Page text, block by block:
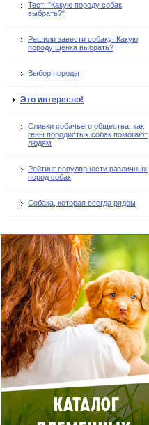
Тест: "Какую породу собак
выбрать?"
Решили завести собаку! Какую
породу щенка выбрать?
Выбор породы
Это интересно!
Сливки собачьего общества: как
гены породистых собак помогают
людям
Рейтинг популярности различных
пород собак
Собака, которая всегда рядом